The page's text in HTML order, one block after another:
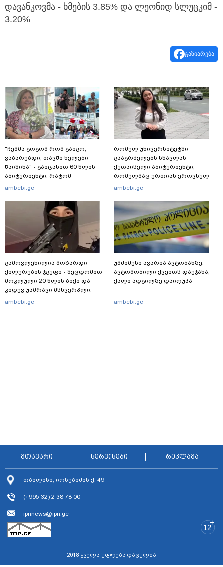
დავანკოვმა - ხმების 3.85% და ლეონიდ სლუცკიმ -
3.20%
გაზიარება
"ჩემმა გოგომ რომ გაიგო,
ვაბარებდი, თავში ხელები
წაიშინა" - გაიცანით 60 წლის
აბიტურიენტი: რატომ
გადაწყვიტა ბაგრატიონთა
გამოცდებზე გასვლა
ambebi.ge
გამოვლენილია მოზარდი
ქილერების ჯგუფი - შეცდომით
მოკლული 20 წლის ბიჭი და
კიდევ უამრავი მსხვერპლი:
რომელ ქვეყნამდე მივიდა
ambebi.ge
რომელ უნივერსიტეტში
გააგრძელებს სწავლას
ქუთაისელი აბიტურიენტი,
რომელმაც ერთიან ეროვნულ
გამოცდებზე, ყველა საგანში
ambebi.ge
უმძიმესი ავარია ავტობანზე:
ავტომობილი ქვეითს დაეჯახა,
ქალი ადგილზე დაიღუპა
ambebi.ge
მთავარი სერვისები რეკლამა
თბილისი, იოსებიძის ქ. 49
(+995 32) 2 38 78 00
ipnnews@ipn.ge
+
12
2018 ყველა უფლება დაცულია